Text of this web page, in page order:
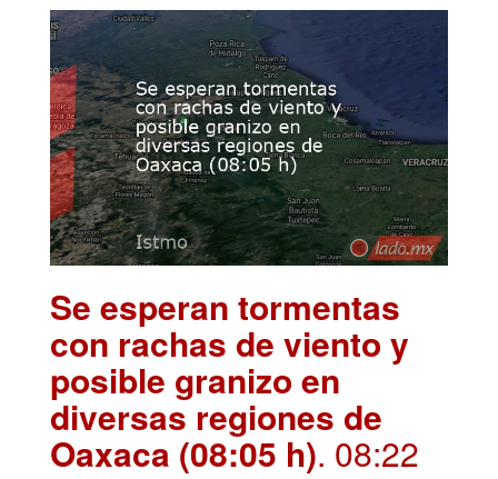
Se esperan tormentas
con rachas de viento y
posible granizo en
diversas regiones de
Oaxaca (08:05 h). 08:22